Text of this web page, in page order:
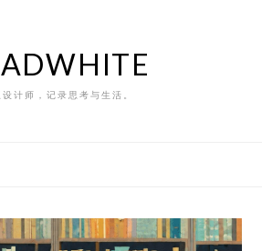
设计师，记录思考与生活。